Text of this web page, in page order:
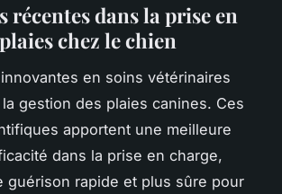
dans la prise en
chez le chien
en soins vétérinaires
gestion des plaies canines. Ces
apportent une meilleure
dans la prise en charge,
guérison rapide et plus sûre pour